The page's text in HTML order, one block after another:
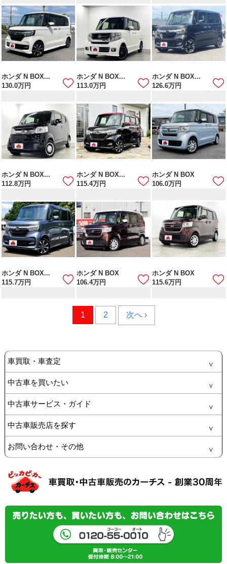
ホンダ N BOX...
130.0万円
ホンダ N BOX...
113.0万円
ホンダ N BOX...
126.6万円
ホンダ N BOX...
112.8万円
ホンダ N BOX...
115.4万円
ホンダ N BOX
106.0万円
ホンダ N BOX...
115.7万円
ホンダ N BOX
106.4万円
ホンダ N BOX
115.6万円
1 2 次へ ›
車買取・車査定
中古車を買いたい
中古車サービス・ガイド
中古車販売店を探す
お問い合わせ・その他